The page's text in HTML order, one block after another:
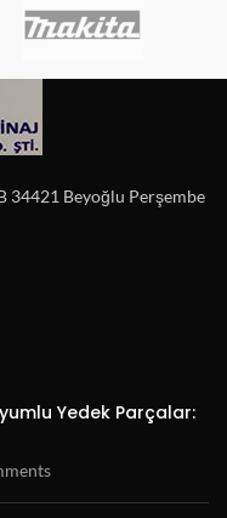
34421 Beyoğlu Perşembe
Yedek Parçalar: